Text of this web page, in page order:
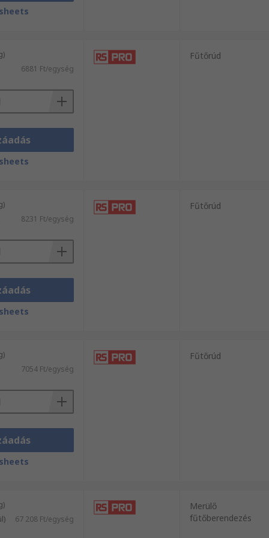
6881 Ft/egység
Fűtőrúd
8231 Ft/egység
Fűtőrúd
7054 Ft/egység
Fűtőrúd
67 208 Ft/egység
Merülő
fűtőberendezés